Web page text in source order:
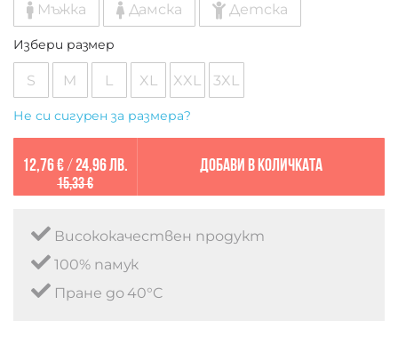
Мъжка Дамска Детска
Избери размер
S M L XL XXL 3XL
Не си сигурен за размера?
12,76 €/ 24,96 лв.
15,33 €
Добави в количката
Висококачествен продукт
100% памук
Пране до 40°C